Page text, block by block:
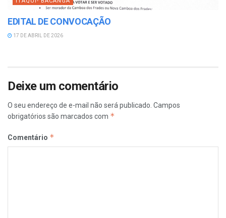
EDITAL DE CONVOCAÇÃO
17 DE ABRIL DE 2026
Deixe um comentário
O seu endereço de e-mail não será publicado. Campos
obrigatórios são marcados com *
Comentário *